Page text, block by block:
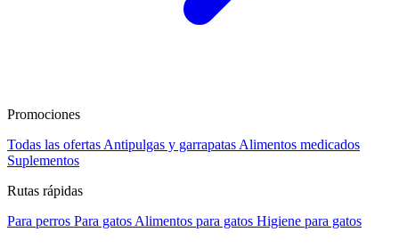
Promociones
Todas las ofertas Antipulgas y garrapatas Alimentos medicados
Suplementos
Rutas rápidas
Para perros Para gatos Alimentos para gatos Higiene para gatos